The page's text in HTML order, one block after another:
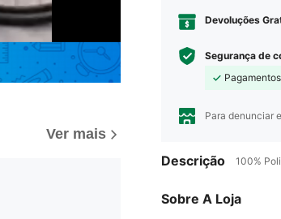
Ver mais
Devoluções
Segurança de
Para denunciar
Descrição 100%
Sobre A Loja